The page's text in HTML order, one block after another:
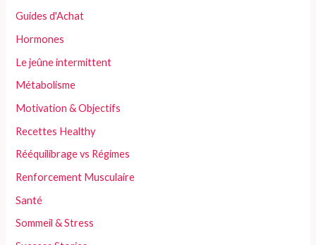
Guides d'Achat
Hormones
Le jeûne intermittent
Métabolisme
Motivation & Objectifs
Recettes Healthy
Rééquilibrage vs Régimes
Renforcement Musculaire
Santé
Sommeil & Stress